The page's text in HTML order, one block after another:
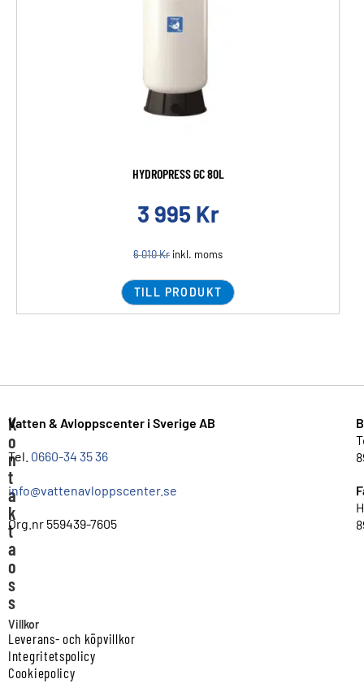
HYDROPRESS GC 80L
3 995 Kr
6 010Kr inkl. moms
TILL PRODUKT
K
o
n
t
a
k
t
a
o
s
s
Vatten & Avloppscenter i Sverige AB
Tel. 0660-34 35 36
info@vattenavloppscenter.se
Org.nr 559439-7605
Villkor
Leverans- och köpvillkor
Integritetspolicy
Cookiepolicy